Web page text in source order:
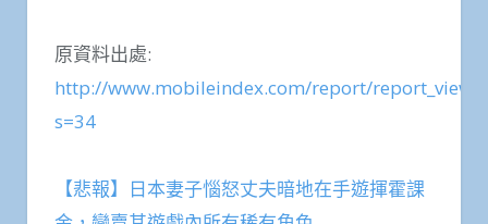
原資料出處:
http://www.mobileindex.com/report/
s=34
【悲報】日本妻子惱怒丈夫暗地在手遊揮霍課